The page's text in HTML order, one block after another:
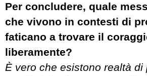
Per concludere, quale
che vivono in contesti di
faticano a trovare il
liberamente?
È vero che esistono realtà